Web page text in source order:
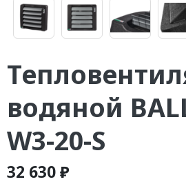
водяной
W3-20-S
32 630 ₽